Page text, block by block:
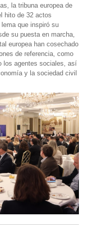
la tribuna europea de
hito de 32 actos
que inspiró su
su puesta en marcha,
europea han cosechado
de referencia, como
los agentes sociales, así
y la sociedad civil